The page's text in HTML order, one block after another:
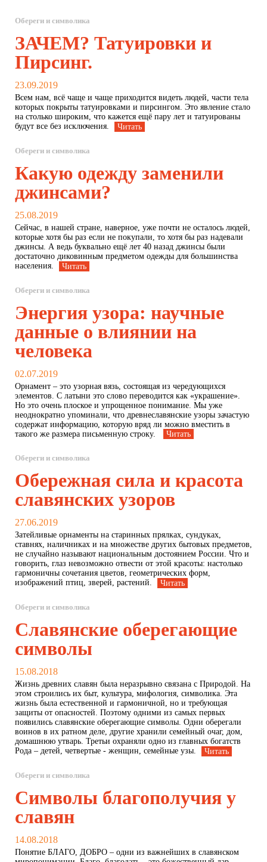
Обереги и символика
ЗАЧЕМ? Татуировки и
Пирсинг.
23.09.2019
Всем нам, всё чаще и чаще приходится видеть людей, части тела
которых покрыты татуировками и пирсингом. Это явление стало
на столько широким, что кажется ещё пару лет и татуированы
будут все без исключения.
Читать
Обереги и символика
Какую одежду заменили
джинсами?
25.08.2019
Сейчас, в нашей стране, наверное, уже почти не осталось людей,
которые хотя бы раз если не покупали, то хотя бы раз надевали
джинсы. А ведь буквально ещё лет 40 назад джинсы были
достаточно диковинным предметом одежды для большинства
населения.
Читать
Обереги и символика
Энергия узора: научные
данные о влиянии на
человека
02.07.2019
Орнамент – это узорная вязь, состоящая из чередующихся
элементов. С латыни это слово переводится как «украшение».
Но это очень плоское и упрощенное понимание. Мы уже
неоднократно упоминали, что древнеславянские узоры зачастую
содержат информацию, которую вряд ли можно вместить в
такого же размера письменную строку.
Читать
Обереги и символика
Обережная сила и красота
славянских узоров
27.06.2019
Затейливые орнаменты на старинных прялках, сундуках,
ставнях, наличниках и на множестве других бытовых предметов,
не случайно называют национальным достоянием России. Что и
говорить, глаз невозможно отвести от этой красоты: настолько
гармоничны сочетания цветов, геометрических форм,
изображений птиц, зверей, растений.
Читать
Обереги и символика
Славянские оберегающие
символы
15.08.2018
Жизнь древних славян была неразрывно связана с Природой. На
этом строились их быт, культура, мифология, символика. Эта
жизнь была естественной и гармоничной, но и требующая
защиты от опасностей. Поэтому одними из самых первых
появились славянские оберегающие символы. Одни оберегали
воинов в их ратном деле, другие хранили семейный очаг, дом,
домашнюю утварь. Третьи охраняли одно из главных богатств
Рода – детей, четвертые - женщин, семейные узы.
Читать
Обереги и символика
Символы благополучия у
славян
14.08.2018
Понятие БЛАГО, ДОБРО – одни из важнейших в славянском